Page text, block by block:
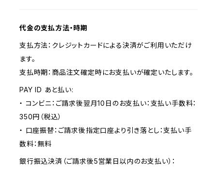
代金の支払方法・時期
支払方法：クレジットカードによる決済がご利用いただけ
ます。
支払時期：商品注文確定時にお支払いが確定いたします。
PAY ID あと払い:
・ コンビニ：ご請求後翌月10日のお支払い：支払い手数料：
350円（税込）
・ 口座振替：ご請求後指定口座より引き落とし：支払い手
数料：無料
銀行振込決済（ご請求後5営業日以内のお支払い）：